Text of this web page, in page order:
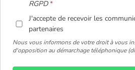
RGPD
J'accepte de recevoir les
partenaires
Nous vous informons de votre droit à vous
d'opposition au démarchage téléphonique